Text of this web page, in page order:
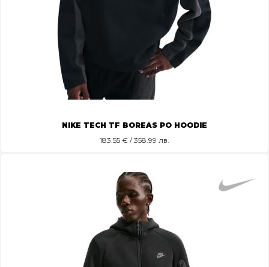
NIKE TECH TF BOREAS PO HOODIE
183.55 € / 358.99 лв.